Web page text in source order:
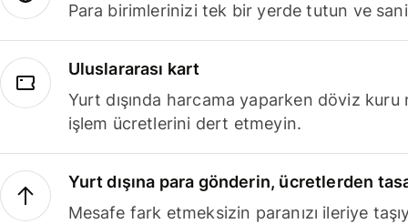
Para birimlerinizi tek bir yerde tutun ve
Uluslararası kart
Yurt dışında harcama yaparken döviz kuru
işlem ücretlerini dert etmeyin.
Yurt dışına para gönderin, ücretlerden
Mesafe fark etmeksizin paranızı ileriye